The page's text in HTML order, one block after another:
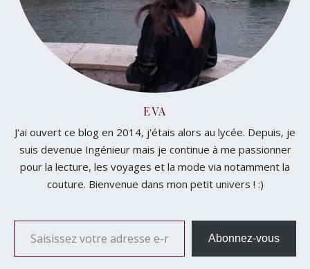
EVA
J'ai ouvert ce blog en 2014, j'étais alors au lycée. Depuis, je
suis devenue Ingénieur mais je continue à me passionner
pour la lecture, les voyages et la mode via notamment la
couture. Bienvenue dans mon petit univers ! :)
Saisissez votre adresse e-mail…
Abonnez-vous